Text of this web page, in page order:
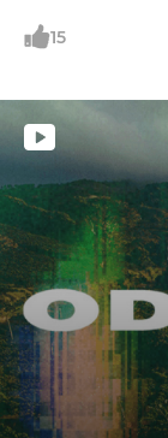
버스-VR·AR 등의 관
15